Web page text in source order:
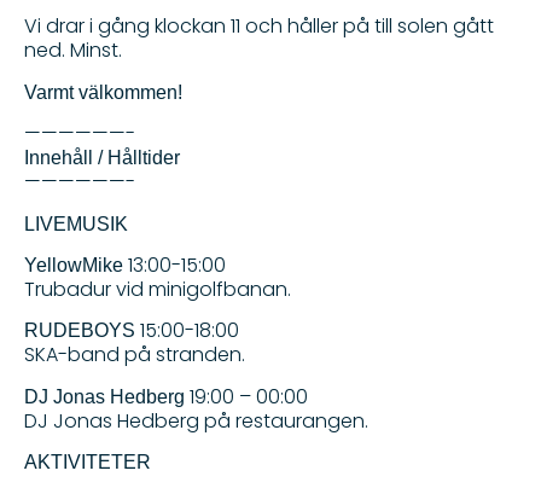
Vi drar i gång klockan 11 och håller på till solen gått
ned. Minst.
Varmt välkommen!
——————-
Innehåll / Hålltider
——————-
LIVEMUSIK
YellowMike 13:00-15:00
Trubadur vid minigolfbanan.
RUDEBOYS 15:00-18:00
SKA-band på stranden.
DJ Jonas Hedberg 19:00 – 00:00
DJ Jonas Hedberg på restaurangen.
AKTIVITETER